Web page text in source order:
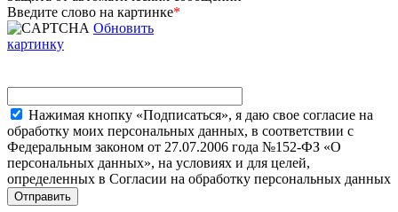
Введите слово на картинке*
Обновить
картинку
Нажимая кнопку «Подписаться», я даю свое согласие на
обработку моих персональных данных, в соответствии с
Федеральным законом от 27.07.2006 года №152-ФЗ «О
персональных данных», на условиях и для целей,
определенных в Согласии на обработку персональных данных